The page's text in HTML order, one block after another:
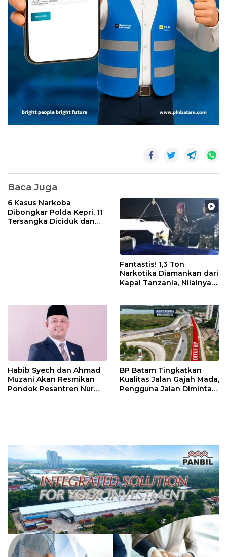
Baca Juga
6 Kasus Narkoba
Dibongkar Polda Kepri, 11
Tersangka Diciduk dan
Fantastis! 1,3 Ton
Narkotika Diamankan dari
Kapal Tanzania, Nilainya
Habib Syech dan Ahmad
Muzani Akan Resmikan
Pondok Pesantren Nur
BP Batam Tingkatkan
Kualitas Jalan Gajah Mada,
Pengguna Jalan Diminta